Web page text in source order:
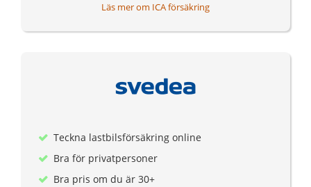
Läs mer om ICA försäkring
Teckna lastbilsförsäkring online
Bra för privatpersoner
Bra pris om du är 30+